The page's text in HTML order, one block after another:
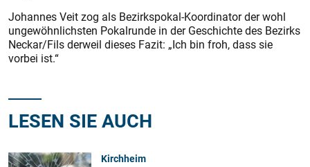
Johannes Veit zog als Bezirkspokal-Koordinator der wohl
ungewöhnlichsten Pokalrunde in der Geschichte des Bezirks
Neckar/Fils derweil dieses Fazit: „Ich bin froh, dass sie
vorbei ist.“
LESEN SIE AUCH
Kirchheim